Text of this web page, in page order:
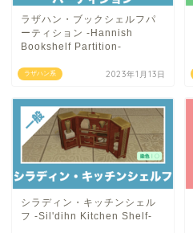
ラザハン系
ラザハン・ブックシェルフパ
ーティション -Hannish
Bookshelf Partition-
2023年1月13日
シラディン・キッチンシェル
フ -Sil'dihn Kitchen Shelf-